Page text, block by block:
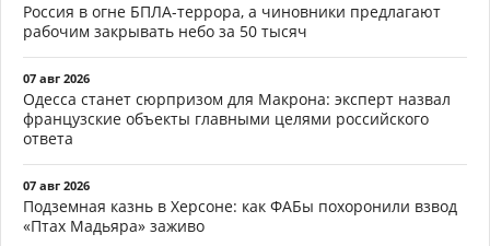
Россия в огне БПЛА-террора, а чиновники предлагают
рабочим закрывать небо за 50 тысяч
07 авг 2026
Одесса станет сюрпризом для Макрона: эксперт назвал
французские объекты главными целями российского
ответа
07 авг 2026
Подземная казнь в Херсоне: как ФАБы похоронили взвод
«Птах Мадьяра» заживо